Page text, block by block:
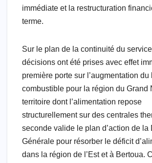
immédiate et la restructuration
terme.
Sur le plan de la continuité du
décisions ont été prises avec effet
première porte sur l’augmentation du
combustible pour la région du Grand
territoire dont l’alimentation repose
structurellement sur des centrales
seconde valide le plan d’action de la
Générale pour résorber le déficit
dans la région de l’Est et à Bertoua.